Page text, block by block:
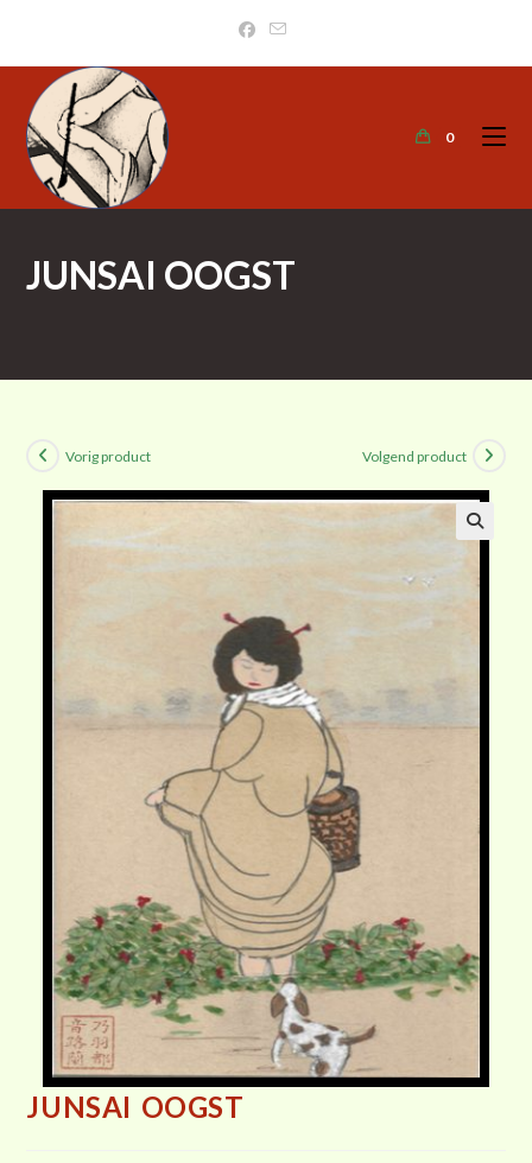
0
JUNSAI OOGST
Vorig product Volgend product
JUNSAI OOGST